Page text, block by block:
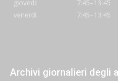
giovedi:
7:45–13:45
venerdi:
7:45–13:45
Archivi giornalieri degli